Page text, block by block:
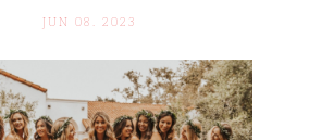
JUN 08. 2023